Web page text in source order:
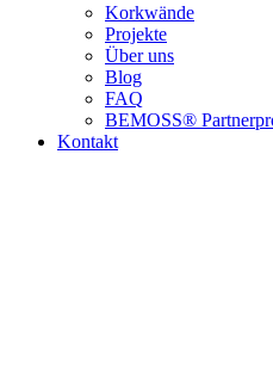
Korkwände
Projekte
Über uns
Blog
FAQ
BEMOSS®
Kontakt